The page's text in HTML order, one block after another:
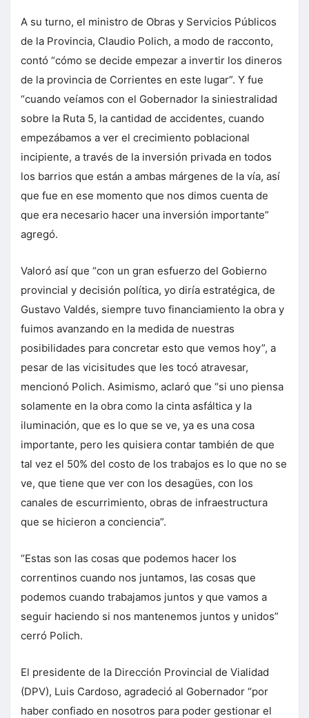
A su turno, el ministro de Obras y Servicios Públicos
de la Provincia, Claudio Polich, a modo de racconto,
contó “cómo se decide empezar a invertir los dineros
de la provincia de Corrientes en este lugar”. Y fue
“cuando veíamos con el Gobernador la siniestralidad
sobre la Ruta 5, la cantidad de accidentes, cuando
empezábamos a ver el crecimiento poblacional
incipiente, a través de la inversión privada en todos
los barrios que están a ambas márgenes de la vía, así
que fue en ese momento que nos dimos cuenta de
que era necesario hacer una inversión importante”
agregó.
Valoró así que “con un gran esfuerzo del Gobierno
provincial y decisión política, yo diría estratégica, de
Gustavo Valdés, siempre tuvo financiamiento la obra y
fuimos avanzando en la medida de nuestras
posibilidades para concretar esto que vemos hoy”, a
pesar de las vicisitudes que les tocó atravesar,
mencionó Polich. Asimismo, aclaró que “si uno piensa
solamente en la obra como la cinta asfáltica y la
iluminación, que es lo que se ve, ya es una cosa
importante, pero les quisiera contar también de que
tal vez el 50% del costo de los trabajos es lo que no se
ve, que tiene que ver con los desagües, con los
canales de escurrimiento, obras de infraestructura
que se hicieron a conciencia”.
“Estas son las cosas que podemos hacer los
correntinos cuando nos juntamos, las cosas que
podemos cuando trabajamos juntos y que vamos a
seguir haciendo si nos mantenemos juntos y unidos”
cerró Polich.
El presidente de la Dirección Provincial de Vialidad
(DPV), Luis Cardoso, agradeció al Gobernador “por
haber confiado en nosotros para poder gestionar el